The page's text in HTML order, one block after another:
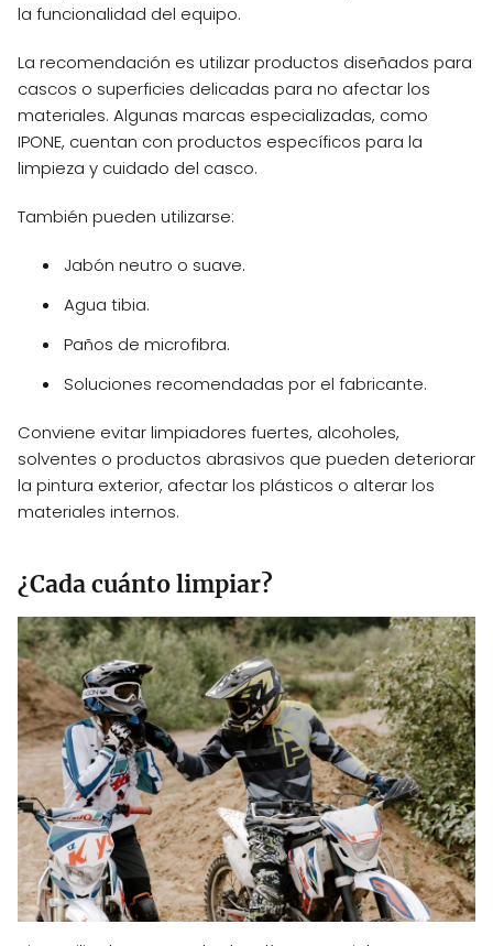
la funcionalidad del equipo.
La recomendación es utilizar productos diseñados para
cascos o superficies delicadas para no afectar los
materiales. Algunas marcas especializadas, como
IPONE, cuentan con productos específicos para la
limpieza y cuidado del casco.
También pueden utilizarse:
Jabón neutro o suave.
Agua tibia.
Paños de microfibra.
Soluciones recomendadas por el fabricante.
Conviene evitar limpiadores fuertes, alcoholes,
solventes o productos abrasivos que pueden deteriorar
la pintura exterior, afectar los plásticos o alterar los
materiales internos.
¿Cada cuánto limpiar?